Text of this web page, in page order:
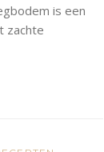
is een
zachte